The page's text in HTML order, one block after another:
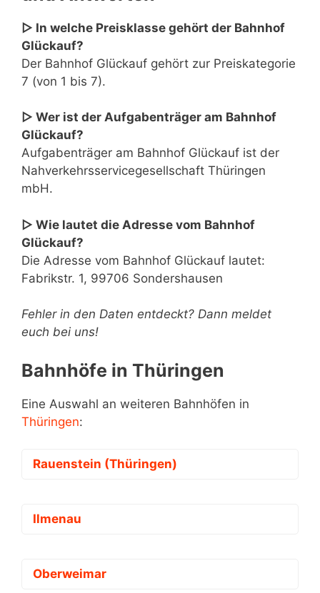
▷ In welche Preisklasse gehört der Bahnhof
Glückauf?
Der Bahnhof Glückauf gehört zur Preiskategorie
7 (von 1 bis 7).
▷ Wer ist der Aufgabenträger am Bahnhof
Glückauf?
Aufgabenträger am Bahnhof Glückauf ist der
Nahverkehrsservicegesellschaft Thüringen
mbH.
▷ Wie lautet die Adresse vom Bahnhof
Glückauf?
Die Adresse vom Bahnhof Glückauf lautet:
Fabrikstr. 1, 99706 Sondershausen
Fehler in den Daten entdeckt? Dann meldet
euch bei uns!
Bahnhöfe in Thüringen
Eine Auswahl an weiteren Bahnhöfen in
Thüringen:
Rauenstein (Thüringen)
Ilmenau
Oberweimar